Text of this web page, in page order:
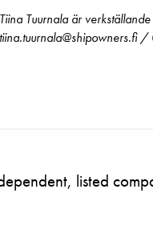
Tiina Tuurnala är
tiina.tuurnala@shipowners.fi
listed